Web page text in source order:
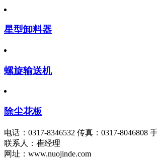
星型卸料器
螺旋输送机
除尘花板
电话： 0317-8346532 传真： 0317-8046808
联系人：崔经理
网址：www.nuojinde.com